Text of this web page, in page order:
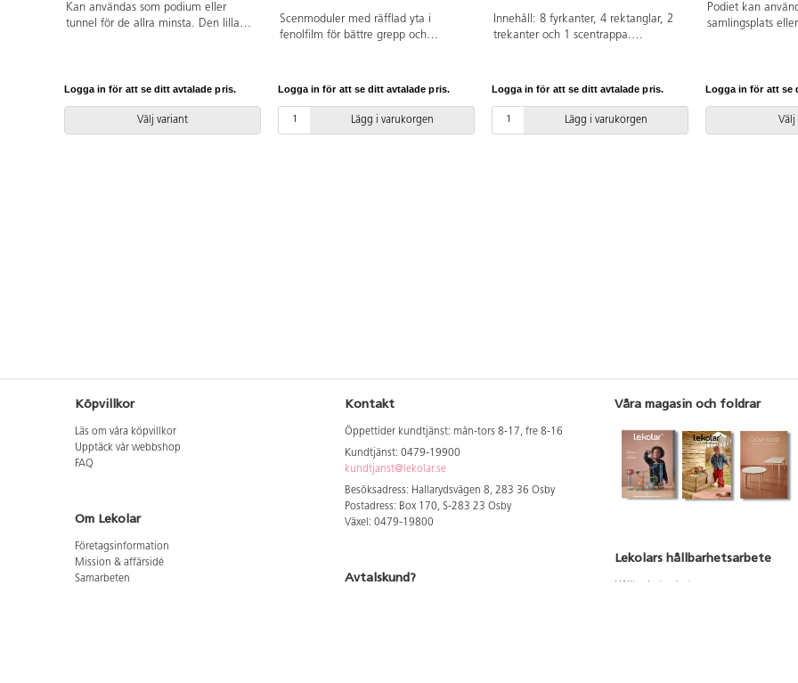
Kan användas som podium eller
tunnel för de allra minsta. Den lilla
B46xD46xH23 cm, mellandel
B60xD60x30 cm. Mix består av vit,
ljusgrå och grå HT. Design: Monika
Logga in för att se ditt avtalade pris.
Välj variant
Scenmoduler med räfflad yta i
fenolfilm för bättre grepp och
Logga in för att se ditt avtalade pris.
Lägg i varukorgen
Innehåll: 8 fyrkanter, 4 rektanglar, 2
trekanter och 1 scentrappa.
fenolfilm för bättre grepp. Höjd 30
cm.
Logga in för att se ditt avtalade pris.
Lägg i varukorgen
Podiet kan
samlingsplats
licensnummer
Logga in för att se
Välj
Köpvillkor
Läs om våra köpvillkor
Upptäck vår webbshop
FAQ
Om Lekolar
Företagsinformation
Mission & affärsidé
Samarbeten
Kontakt
Öppettider kundtjänst: mån-tors 8-17, fre 8-16
Kundtjänst: 0479-19900
kundtjanst@lekolar.se
Besöksadress: Hallarydsvägen 8, 283 36 Osby
Postadress: Box 170, S-283 23 Osby
Växel: 0479-19800
Avtalskund?
Våra magasin och foldrar
Lekolars hållbarhetsarbete